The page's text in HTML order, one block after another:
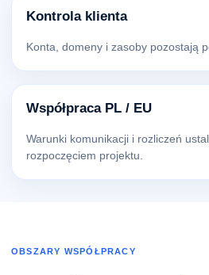
Kontrola klienta
Konta, domeny i zasoby pozostają
Współpraca PL / EU
Warunki komunikacji i rozliczeń
rozpoczęciem projektu.
OBSZARY WSPÓŁPRACY